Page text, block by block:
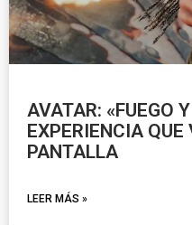
AVATAR: «FUEGO
EXPERIENCIA
PANTALLA
LEER MÁS »